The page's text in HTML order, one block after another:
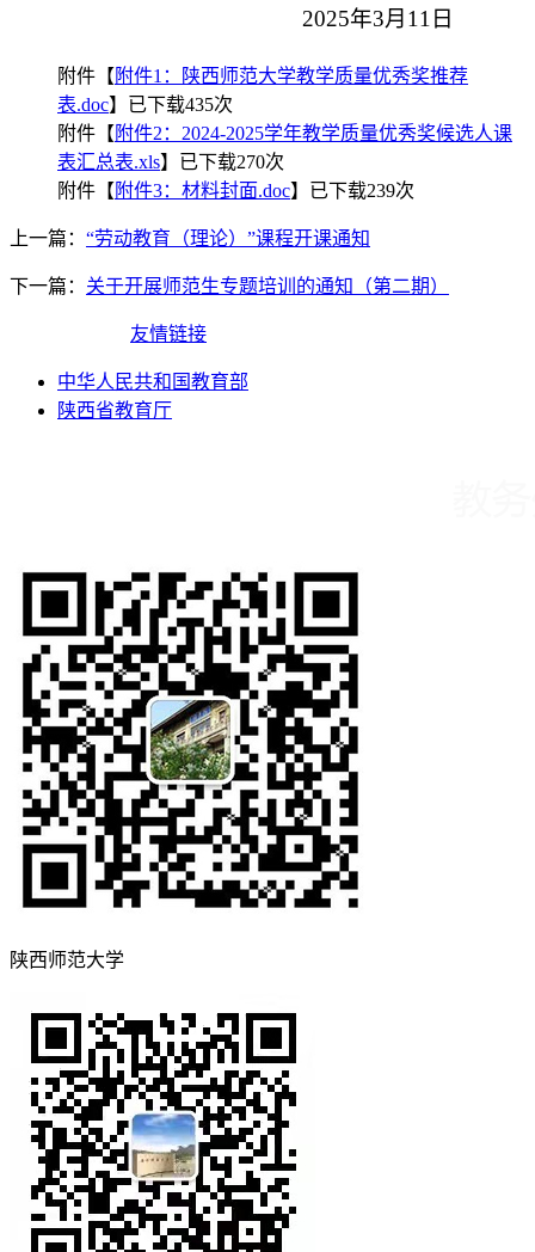
2025年3月11日
附件【 附件1：陕西师范大学教学质量优秀奖推荐
表.doc】已下载435次
附件【 附件2：2024-2025学年教学质量优秀奖候选人课
表汇总表.xls】已下载270次
附件【 附件3：材料封面.doc】已下载239次
上一篇： “劳动教育（理论）”课程开课通知
下一篇： 关于开展师范生专题培训的通知（第二期）
友情链接
中华人民共和国教育部
陕西省教育厅
陕西师范大学